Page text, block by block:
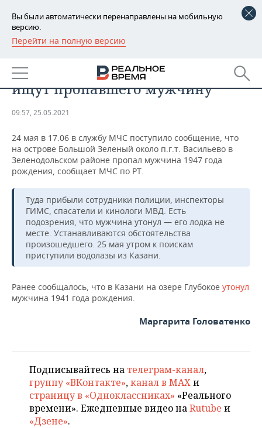
Вы были автоматически перенаправлены на мобильную
версию.
Перейти на полную версию
РЕГИОНЫ
БАШКОРТОСТАН
ТАТАРСТАН
НОВОСТИ
АНАЛИТИКА
ДЕКЛАРАЦИИ О ДОХОДАХ
КОРОЛИ ГОСЗАКАЗА ПФО
ВУЗЫ ТАТАРСТАНА
КОМУ ПРИНАДЛЕЖАТ
ТОРГОВЫЕ ЦЕНТРЫ
ТАТАРСТАНА
НОВОСТИ ЭКОНОМИКИ
ФИНАНСЫ
БАНКИ
БЮДЖЕТ
ИНВЕСТИЦИИ
ПРОМЫШЛЕННОСТЬ
НОВОСТИ
АГРОПРОМ
МАШИНОСТРОЕНИЕ
НЕФТЕХИМИЯ
НЕФТЬ
НЕДВИЖИМОСТЬ
НОВОСТИ НЕДВИЖИМОСТИ
АВТО
НОВОСТИ АВТО
БИЗНЕС
НОВОСТИ БИЗНЕСА
РОЗНИЧНАЯ ТОРГОВЛЯ
ТЕХНОЛОГИИ
НОВОСТИ ТЕХНОЛОГИЙ
ТЕЛЕКОММУНИКАЦИИ
МЕРОПРИЯТИЯ
БИЗНЕС-БРАНЧИ
ONLINE-КОНФЕРЕНЦИИ
ОТКРЫТАЯ ЛЕКЦИЯ
ФУТБОЛ
ХОККЕЙ
БАСКЕТБОЛ
НОВОСТИ ОБЩЕСТВА
ВЛАСТЬ
ИНФРАСТРУКТУРА
ФОТОГАЛЕРЕЯ
СЮЖЕТЫ
СПРАВОЧНИК
В Зеленодольском районе РТ
ищут пропавшего мужчину
09:57, 25.05.2021
24 мая в 17.06 в службу МЧС поступило сообщение, что
на острове Большой Зеленый около п.г.т. Васильево в
Зеленодольском районе пропал мужчина 1947 года
рождения, сообщает МЧС по РТ.
Туда прибыли сотрудники полиции, инспекторы
ГИМС, спасатели и кинологи МВД. Есть
подозрения, что мужчина утонул — его лодка не
месте. Устанавливаются обстоятельства
произошедшего. 25 мая утром к поискам
приступили водолазы из Казани.
Ранее сообщалось, что в Казани на озере Глубокое утонул
мужчина 1941 года рождения.
Маргарита Головатенко
Подписывайтесь на телеграм-канал,
группу «ВКонтакте»,канал в MAXи
страницу в «Одноклассниках» «Реального
времени». Ежедневные видео наRutube и
«Дзене».